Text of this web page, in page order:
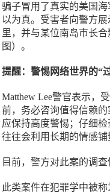
骗子冒用了真实的美国海
以为真。受害者向警方
里，并与某位南岛市长
图）。
提醒：警惕网络世界的“
Matthew Lee警官表示，
前，务必咨询值得信赖
应保持高度警惕；仔细
往往会利用长期的情感铺
目前，警方对此案的调查
此类案件在犯罪学中被